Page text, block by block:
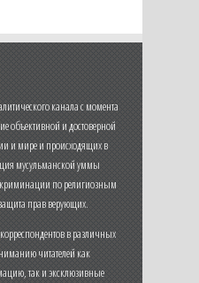
канала с момента
объективной и достоверной
и мире и происходящих в
мусульманской уммы
по религиозным
прав верующих.
в различных
читателей как
так и эксклюзивные